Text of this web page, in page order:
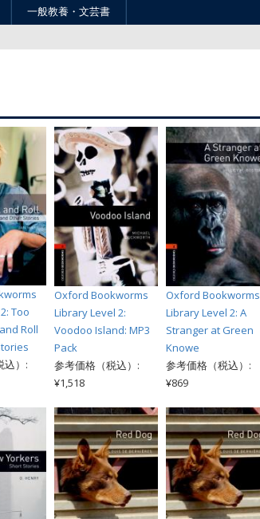
一般教養・文芸書
Too
Roll
込）:
Oxford Bookworms
Library Level 2:
Voodoo Island: MP3
Pack
参考価格（税込）:
¥1,518
Oxford Bookworms
Library Level 2: A
Stranger at Green
Knowe
参考価格（税込）:
¥869